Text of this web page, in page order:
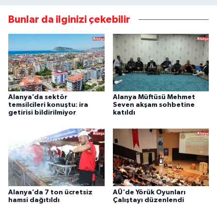
Bunlar da ilginizi çekebilir
Alanya’da sektör
temsilcileri konuştu: ira
getirisi bildirilmiyor
Alanya Müftüsü Mehmet
Seven akşam sohbetine
katıldı
Alanya’da 7 ton ücretsiz
hamsi dağıtıldı
AÜ'de Yörük Oyunları
Çalıştayı düzenlendi